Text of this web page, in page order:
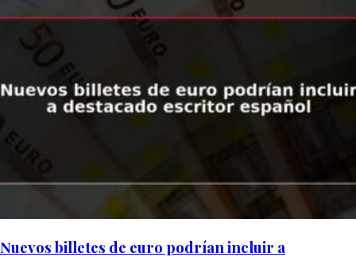
Nuevos billetes de euro podrían incluir a